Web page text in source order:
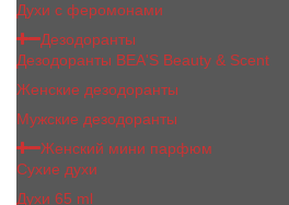
Духи с феромонами
Дезодоранты
Дезодоранты BEA'S Beauty & Scent
Женские дезодоранты
Мужские дезодоранты
Женский мини парфюм
Сухие духи
Духи 65 ml